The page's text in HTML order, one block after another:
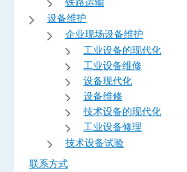
设备维护
企业现场设备维护
工业设备的现代化
工业设备维修
设备现代化
设备维修
技术设备的现代化
工业设备修理
技术设备试验
联系方式